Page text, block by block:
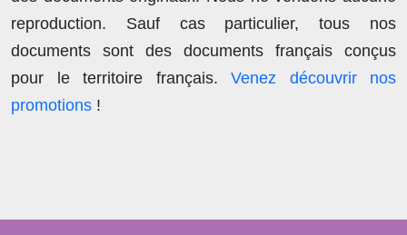
reproduction. Sauf cas particulier, tous nos
documents sont des documents français conçus
pour le territoire français. Venez découvrir nos
promotions !